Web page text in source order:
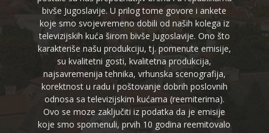
bivše Jugoslavije. U prilog tome govore i ankete
koje smo svojevremeno dobili od naših kolega iz
televizijskih kuća širom bivše Jugoslavije. Ono što
karakteriše našu produkciju, tj. pomenute emisije,
su kvalitetni gosti, kvalitetna produkcija,
najsavremenija tehnika, vrhunska scenografija,
korektnost u radu i poštovanje dobrih poslovnih
odnosa sa televizijskim kućama (reemiterima).
Ovo se moze zaključiti iz podatka da je emisije
koje smo spomenuli, prvih 10 godina reemitovalo